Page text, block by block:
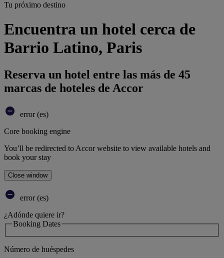
Tu próximo destino
Encuentra un hotel cerca de
Barrio Latino, Paris
Reserva un hotel entre las más de 45
marcas de hoteles de Accor
error (es)
Core booking engine
You’ll be redirected to Accor website to view available hotels and
book your stay
Close window
error (es)
¿Adónde quiere ir?
Booking Dates
Número de huéspedes